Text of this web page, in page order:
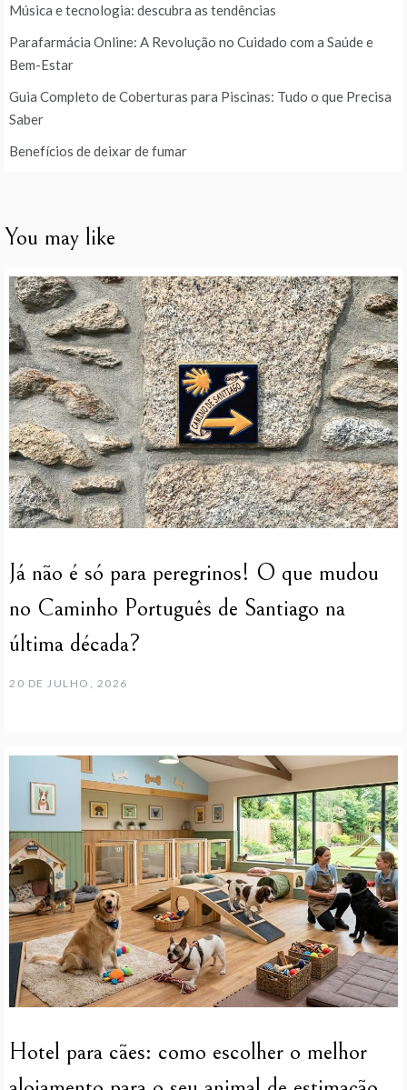
Música e tecnologia: descubra as tendências
Parafarmácia Online: A Revolução no Cuidado com a Saúde e
Bem-Estar
Guia Completo de Coberturas para Piscinas: Tudo o que Precisa
Saber
Benefícios de deixar de fumar
You may like
Já não é só para peregrinos! O que mudou
no Caminho Português de Santiago na
última década?
20 DE JULHO, 2026
Hotel para cães: como escolher o melhor